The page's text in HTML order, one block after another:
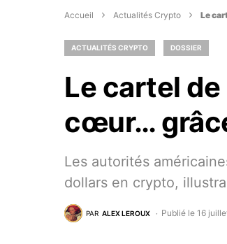
Accueil Actualités Crypto Le
ACTUALITÉS CRYPTO DOSSIER
Le cartel
cœur…
Les autorités
dollars en crypto,
PAR ALEX LEROUX Publié le 16